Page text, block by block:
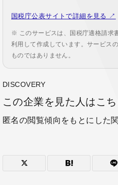
国税庁公表サイトで詳細を見る ↗
※ このサービスは、国税庁適格請求
利用して作成しています。サービス
ものではありません。
DISCOVERY
この企業を見た人はこ
匿名の閲覧傾向をもとにした